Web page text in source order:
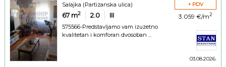
Salajka (Partizanska ulica)
67 m2 2.0 III
575566-Predstavljamo vam izuzetno
kvalitetan i komforan dvosoban ...
+ PDV
3.059 €/m2
03.08.2026.